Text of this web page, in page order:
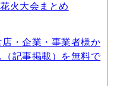
火大会まとめ
・企業・事業者様か
記事掲載）を無料で